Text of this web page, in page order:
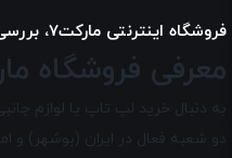
فروشگاه اینترنتی مارکت7، بررسی، انتخاب و خرید آنلاین
معرفی فروشگاه
دو شعبه فعال در ایران (بوشهر)